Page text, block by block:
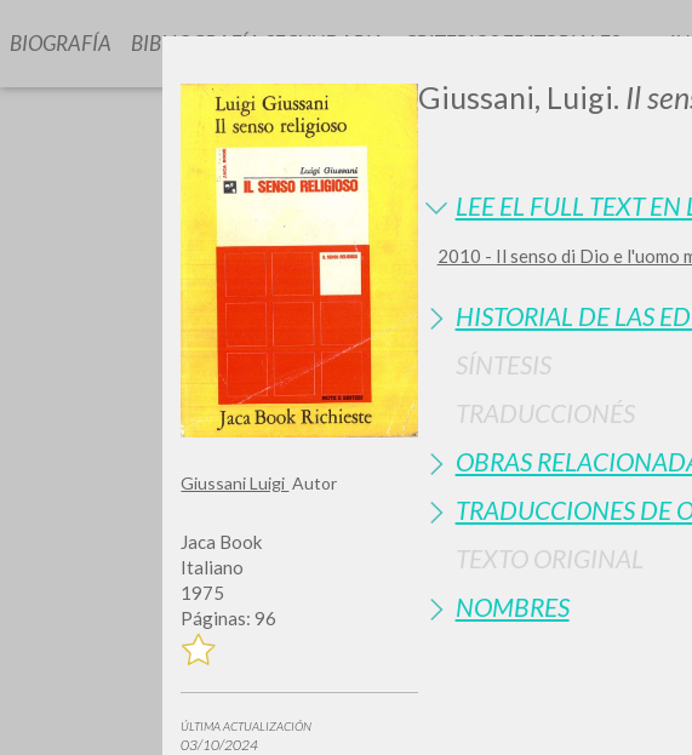
Giussani Luigi Autor
Jaca Book
Italiano
1975
Páginas: 96
ÚLTIMA ACTUALIZACIÓN
03/10/2024
Giussani, Luigi. Il
LEE EL FULL TEXT
2010 - Il senso di Dio e l'uomo
HISTORIAL DE LAS
SÍNTESIS
TRADUCCIONÉS
OBRAS
TRADUCCIONES DE
TEXTO ORIGINAL
NOMBRES
BIOGRAFÍA BIBLIOGRAFÍA SECUNDARIA CRITERIOS EDITORIALES